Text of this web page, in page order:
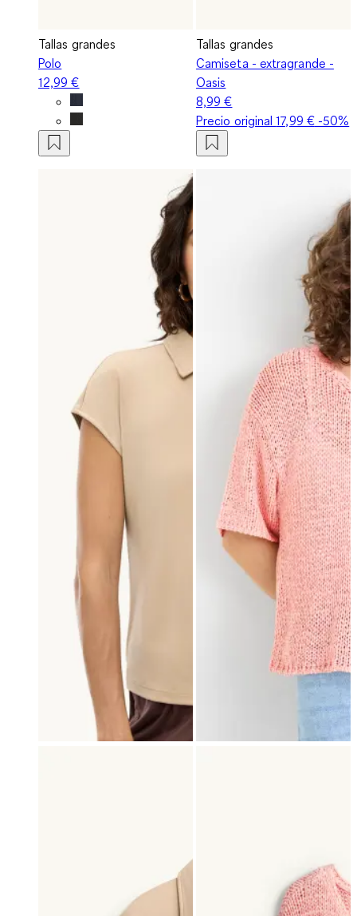
Tallas grandes
Polo
12,99 €
Tallas grandes
Camiseta - extragrande -
Oasis
8,99 €
Precio original17,99 €-50%